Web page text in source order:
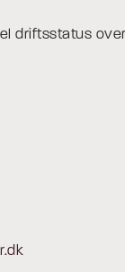
driftsstatus